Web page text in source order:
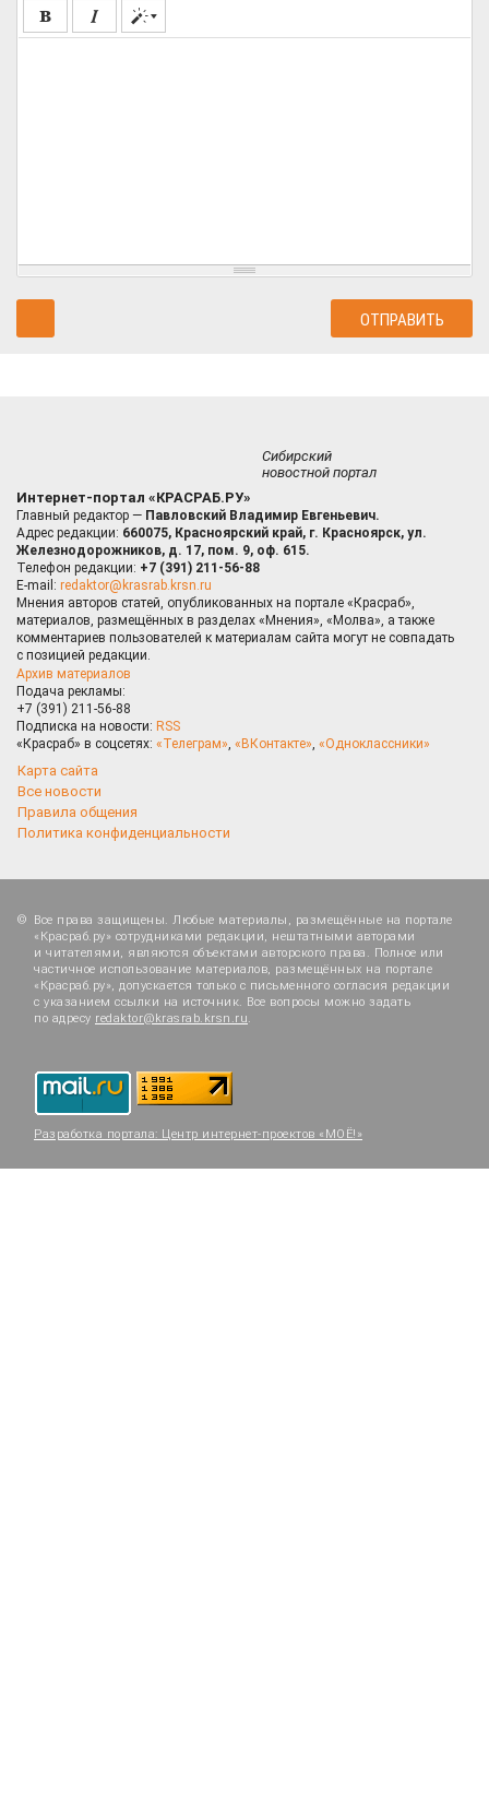
Сибирский
новостной портал
Интернет-портал «КРАСРАБ.РУ»
Главный редактор — Павловский Владимир Евгеньевич.
Адрес редакции: 660075, Красноярский край, г. Красноярск, ул.
Железнодорожников, д. 17, пом. 9, оф. 615.
Телефон редакции: +7 (391) 211-56-88
E-mail: redaktor@krasrab.krsn.ru
Мнения авторов статей, опубликованных на портале «Красраб»,
материалов, размещённых в разделах «Мнения», «Молва», а также
комментариев пользователей к материалам сайта могут не совпадать
с позицией редакции.
Архив материалов
Подача рекламы:
+7 (391) 211-56-88
Подписка на новости: RSS
«Красраб» в соцсетях: «Телеграм», «ВКонтакте», «Одноклассники»
Карта сайта
Все новости
Правила общения
Политика конфиденциальности
Все права защищены. Любые материалы, размещённые на портале
«Красраб.ру» сотрудниками редакции, нештатными авторами
и читателями, являются объектами авторского права. Полное или
частичное использование материалов, размещённых на портале
«Красраб.ру», допускается только с письменного согласия редакции
с указанием ссылки на источник. Все вопросы можно задать
по адресу redaktor@krasrab.krsn.ru.
Разработка портала: Центр интернет-проектов «МОЁ!»